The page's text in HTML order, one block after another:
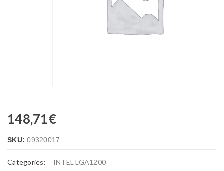
148,71€
SKU:09320017
Categories: INTEL LGA1200